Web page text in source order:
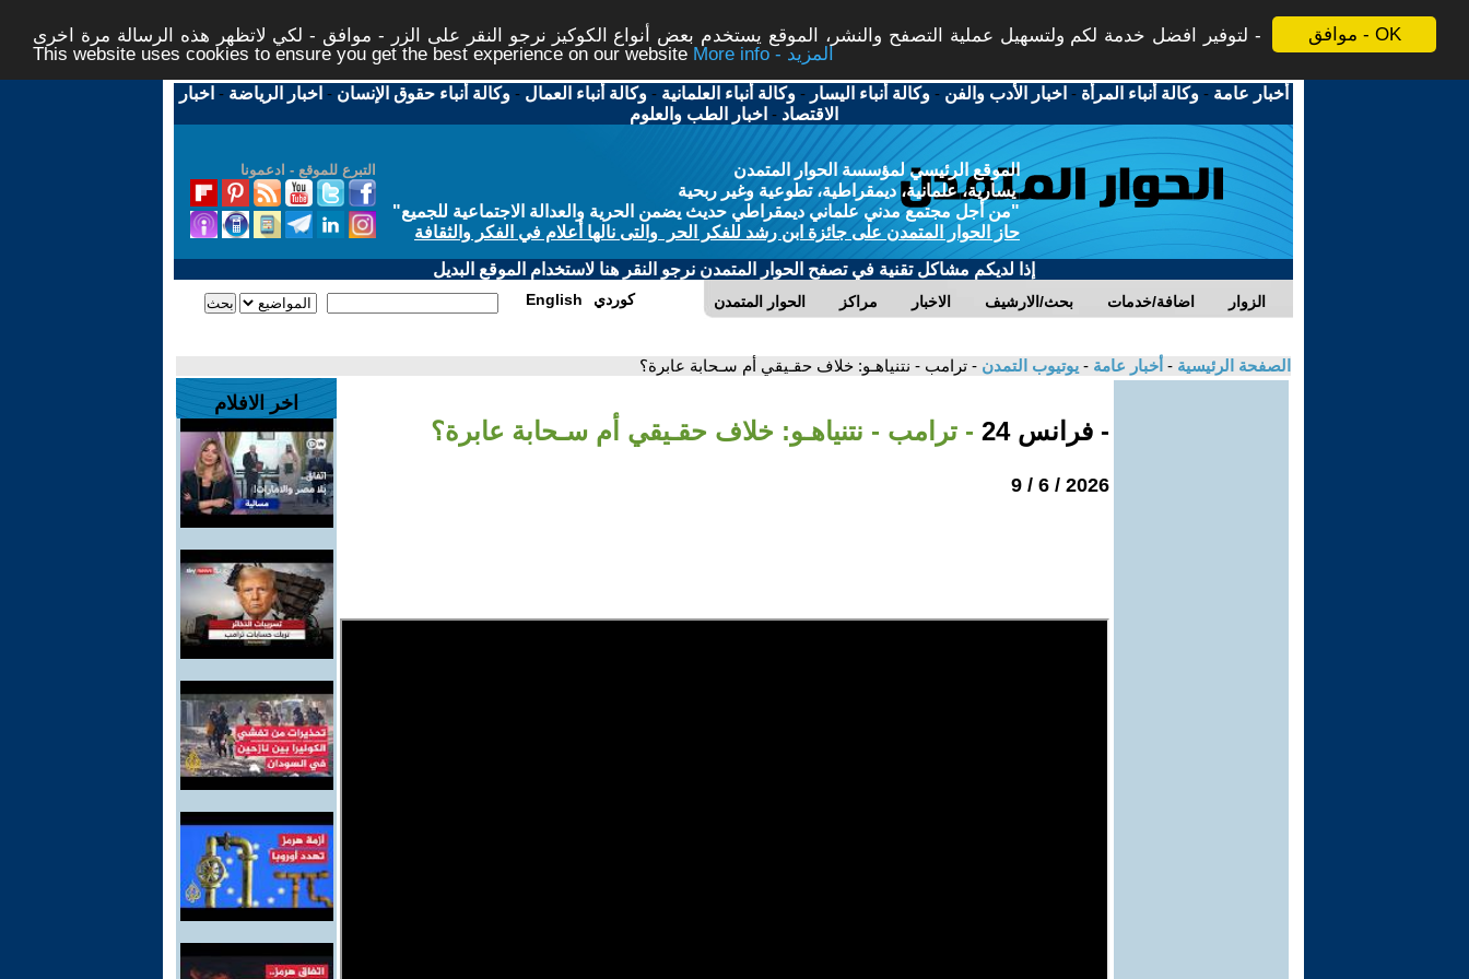
موافق - OK
لتوفير افضل خدمة لكم ولتسهيل عملية التصفح والنشر، الموقع يستخدم بعض أنواع الكوكيز نرجو النقر على الزر - موافق - لكي لاتظهر هذه الرسالة مرة اخرى -
This website uses cookies to ensure you get the best experience on our website
More info - المزيد
أخبار عامة -وكالة أنباء المرأة - اخبار الأدب والفن -وكالة أنباء اليسار -وكالة أنباء العلمانية -وكالة أنباء العمال -وكالة أنباء حقوق الإنسان - اخبار الرياضة - اخبار
الاقتصاد - اخبار الطب والعلوم
التبرع للموقع - ادعمونا
الموقع الرئيسي لمؤسسة الحوار المتمدن
يسارية، علمانية، ديمقراطية، تطوعية وغير ربحية
"من أجل مجتمع مدني علماني ديمقراطي حديث يضمن الحرية والعدالة الاجتماعية للجميع"
حاز الحوار المتمدن على جائزة ابن رشد للفكر الحر والتى نالها أعلام في الفكر والثقافة
إذا لديكم مشاكل تقنية في تصفح الحوار المتمدن نرجو النقر هنا لاستخدام الموقع البديل
الحوار المتمدن مراكز الاخبار بحث/الارشيف اضافة/خدمات الزوار English كوردي
الصفحة الرئيسية - أخبار عامة - يوتيوب التمدن - ترامب - نتنياهـو: خلاف حقـيقي أم سـحابة عابرة؟
- فرانس 24 - ترامب - نتنياهـو: خلاف حقـيقي أم سـحابة عابرة؟
2026 / 6 / 9
اخر الافلام